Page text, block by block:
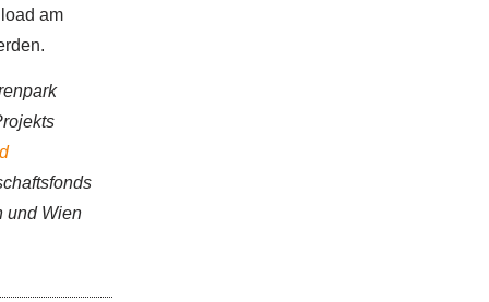
am
und Wien